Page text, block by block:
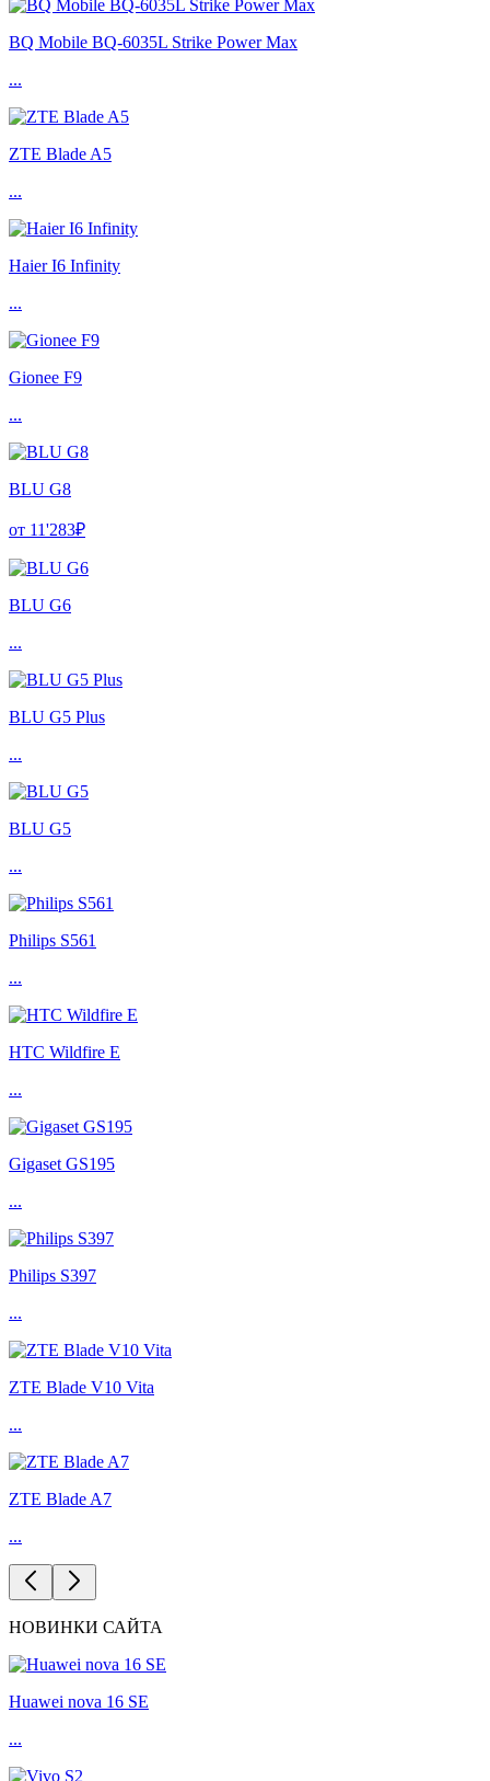
BQ Mobile BQ-6035L Strike Power Max
...
ZTE Blade A5
...
Haier I6 Infinity
...
Gionee F9
...
BLU G8
от 11'283₽
BLU G6
...
BLU G5 Plus
...
BLU G5
...
Philips S561
...
HTC Wildfire E
...
Gigaset GS195
...
Philips S397
...
ZTE Blade V10 Vita
...
ZTE Blade A7
...
НОВИНКИ САЙТА
Huawei nova 16 SE
...